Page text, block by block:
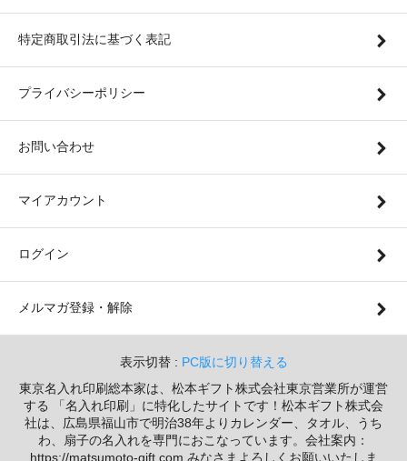
特定商取引法に基づく表記
プライバシーポリシー
お問い合わせ
マイアカウント
ログイン
メルマガ登録・解除
表示切替 : PC版に切り替える
東京名入れ印刷総本家は、松本ギフト株式会社東京営業所が運営
する 「名入れ印刷」に特化したサイトです！松本ギフト株式会
社は、広島県福山市で明治38年よりカレンダー、タオル、うち
わ、扇子の名入れを専門におこなっています。会社案内：
https://matsumoto-gift.com みなさまよろしくお願いいたしま